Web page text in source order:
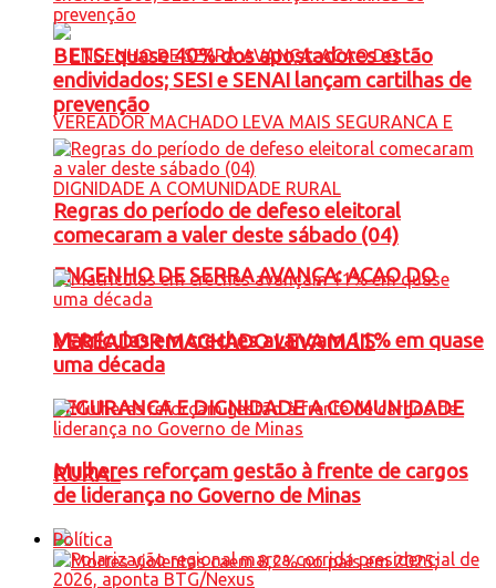
ENGENHO DE SERRA AVANÇA: ACAO DO
VEREADOR MACHADO LEVA MAIS
SEGURANCA E DIGNIDADE A COMUNIDADE
RURAL
BETS: quase 40% dos apostadores estão
endividados; SESI e SENAI lançam cartilhas de
prevenção
Regras do período de defeso eleitoral
comecaram a valer deste sábado (04)
Matrículas em creches avançam 11% em quase
uma década
Mulheres reforçam gestão à frente de cargos
de liderança no Governo de Minas
Política